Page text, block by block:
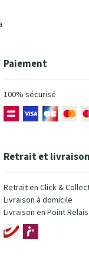
Paiement
100% sécurisé
Retrait et livraison
Retrait en Click &
Livraison à domicile
Livraison en Point Relais